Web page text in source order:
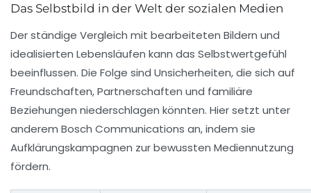
Das Selbstbild in der Welt der sozialen Medien
Der ständige Vergleich mit bearbeiteten Bildern und
idealisierten Lebensläufen kann das Selbstwertgefühl
beeinflussen. Die Folge sind Unsicherheiten, die sich auf
Freundschaften, Partnerschaften und familiäre
Beziehungen niederschlagen könnten. Hier setzt unter
anderem Bosch Communications an, indem sie
Aufklärungskampagnen zur bewussten Mediennutzung
fördern.